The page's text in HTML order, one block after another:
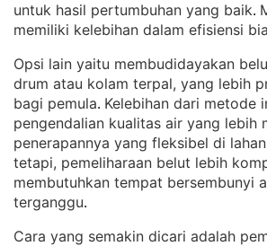
untuk hasil pertumbuhan yang baik.
memiliki kelebihan dalam efisiensi
Opsi lain yaitu membudidayakan
drum atau kolam terpal, yang lebih
bagi pemula. Kelebihan dari metode
pengendalian kualitas air yang lebih
penerapannya yang fleksibel di
tetapi, pemeliharaan belut lebih
membutuhkan tempat bersembunyi
terganggu.
Cara yang semakin dicari adalah